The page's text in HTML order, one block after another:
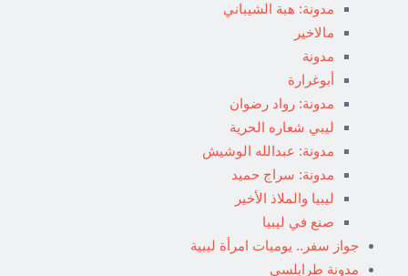
مدونة: هبة الشيباني
مالاخير
مدونة
أبوغرارة
مدونة: رواد رضوان
ليبي شعاره الحرية
مدونة: عبدالله الوشيش
مدونة: سراج حميد
ليبيا والملاذ الأخير
صنع في ليبيا
جواز سفر.. يوميات امرأة ليبية
مدونة طرابلسي